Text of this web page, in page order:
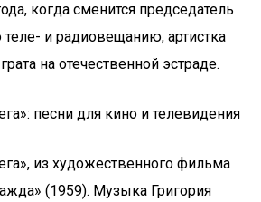
когда сменится председатель
и радиовещанию, артистка
на отечественной эстраде.
песни для кино и телевидения
из художественного фильма
(1959). Музыка Григория